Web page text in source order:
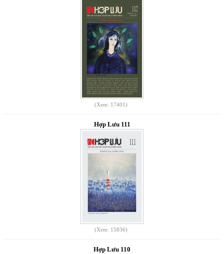
(Xem: 17401)
Hợp Lưu 111
(Xem: 15836)
Hợp Lưu 110